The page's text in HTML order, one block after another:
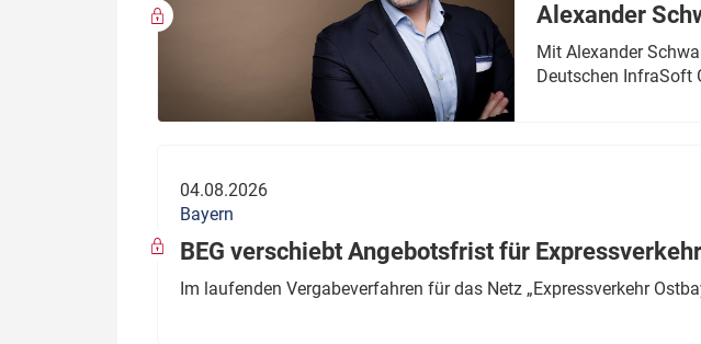
Alexander
Mit Alexander
Deutschen InfraSoft
04.08.2026
Bayern
BEG verschiebt Angebotsfrist für
Im laufenden Vergabeverfahren für das Netz „Expressverkehr